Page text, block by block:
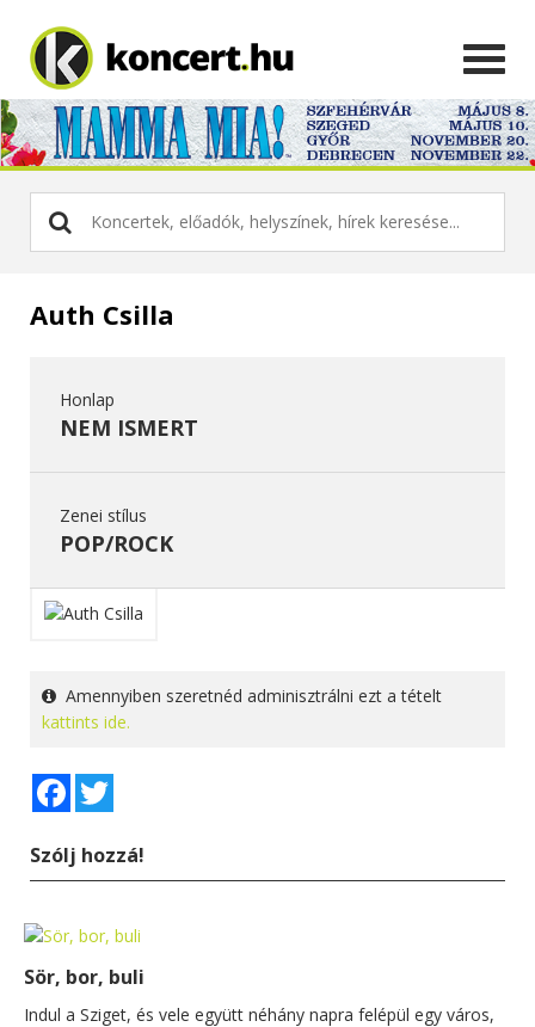
Auth Csilla
Honlap
NEM ISMERT
Zenei stílus
POP/ROCK
Amennyiben szeretnéd adminisztrálni ezt a tételt
kattints ide.
Facebook
Szólj hozzá!
Sör, bor, buli
Indul a Sziget, és vele együtt néhány napra felépül egy város,